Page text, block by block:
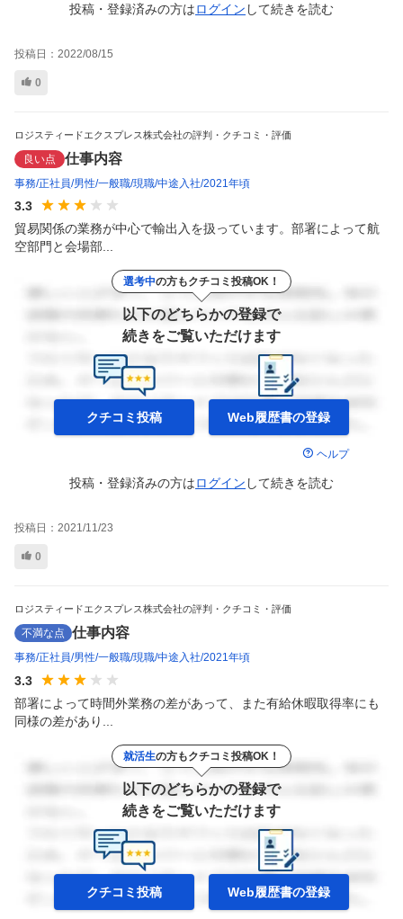
投稿・登録済みの方はログイン して続きを読む
投稿日： 2022/08/15
0
ロジスティードエクスプレス株式会社の評判・クチコミ・評価
良い点 仕事内容
事務 正社員 男性 一般職 現職 中途入社 2021年頃
3.3
貿易関係の業務が中心で輸出入を扱っています。部署によって航
空部門と会場部...
選考中の方もクチコミ投稿OK！
以下のどちらかの登録で
続きをご覧いただけます
クチコミ投稿 Web履歴書の登録
ヘルプ
投稿・登録済みの方はログイン して続きを読む
投稿日： 2021/11/23
0
ロジスティードエクスプレス株式会社の評判・クチコミ・評価
不満な点 仕事内容
事務 正社員 男性 一般職 現職 中途入社 2021年頃
3.3
部署によって時間外業務の差があって、また有給休暇取得率にも
同様の差があり...
就活生の方もクチコミ投稿OK！
以下のどちらかの登録で
続きをご覧いただけます
クチコミ投稿 Web履歴書の登録